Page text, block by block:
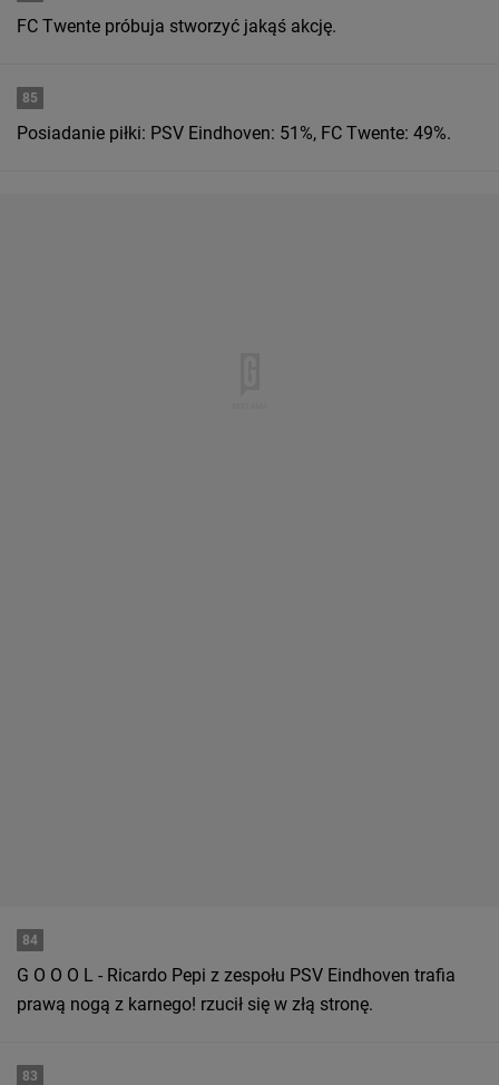
FC Twente próbuja stworzyć jakąś akcję.
85
Posiadanie piłki: PSV Eindhoven: 51%, FC Twente: 49%.
84
G O O O L - Ricardo Pepi z zespołu PSV Eindhoven trafia
prawą nogą z karnego! rzucił się w złą stronę.
83